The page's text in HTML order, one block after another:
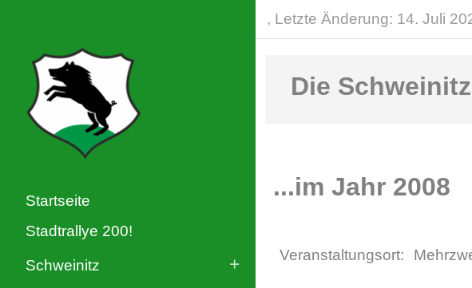
Startseite
Stadtrallye 200!
Schweinitz
, Letzte Änderung: 14. Juli
Die
...im Jahr 2008
Veranstaltungsort: